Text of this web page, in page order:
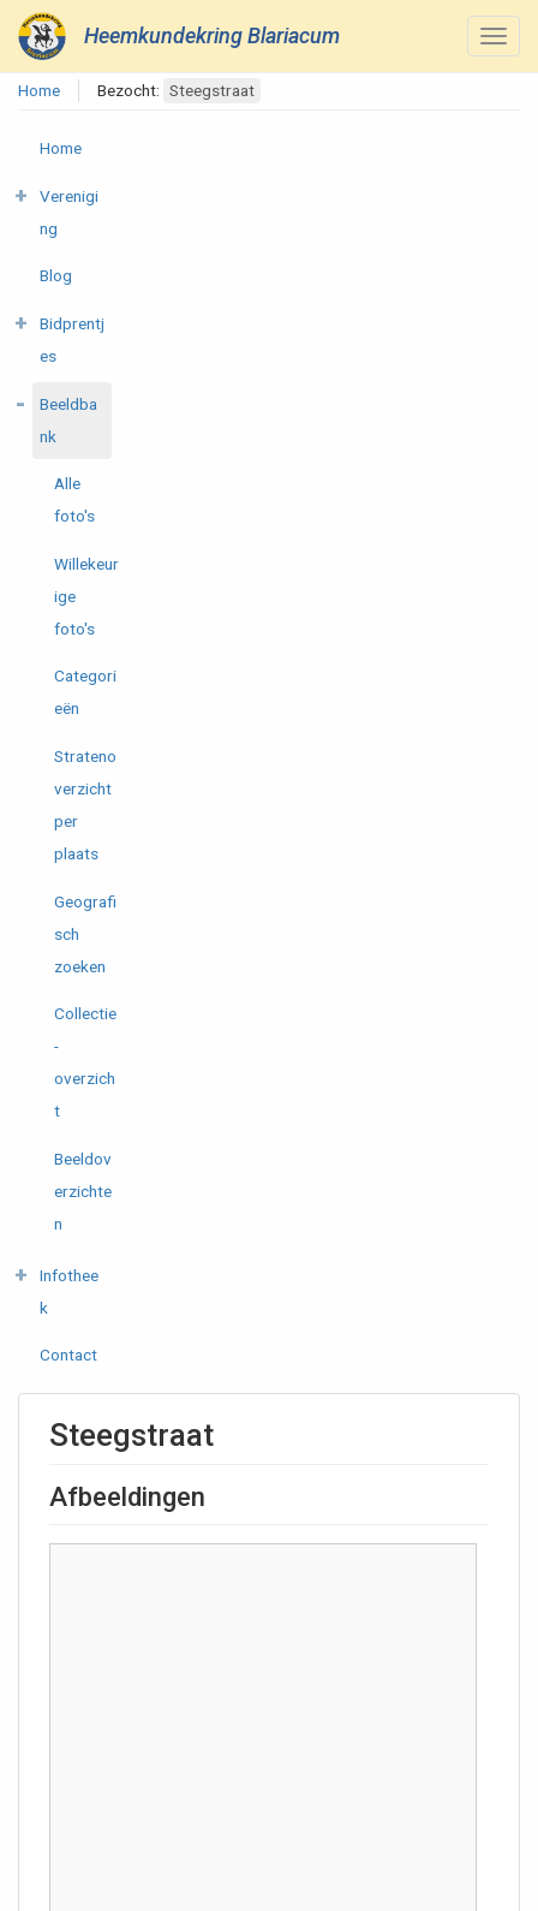
Heemkundekring Blariacum
Home Bezocht: Steegstraat
Home
Verenigi
ng
Blog
Bidprentj
es
Beeldba
nk
Alle
foto's
Willekeur
ige
foto's
Categori
eën
Strateno
verzicht
per
plaats
Geografi
sch
zoeken
Collectie
-
overzich
t
Beeldov
erzichte
n
Infothee
k
Contact
Steegstraat
Afbeeldingen